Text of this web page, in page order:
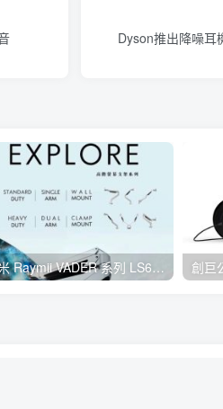
Dyson推出降噪耳
瑞米 Raymii VADER 系列 LS61-M1、LS61-M2 開箱，滿足電競玩家的專業螢幕支架